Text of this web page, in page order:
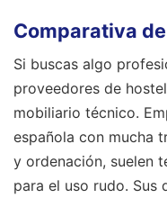
Comparativa
Si buscas algo
proveedores de
mobiliario técnico.
española con mucha
y ordenación, suelen
para el uso rudo. Sus